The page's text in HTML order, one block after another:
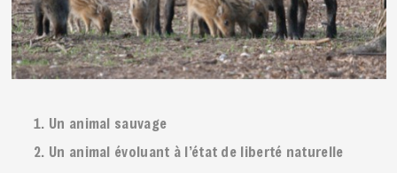
Un animal sauvage
Un animal évoluant à l’état de liberté naturelle